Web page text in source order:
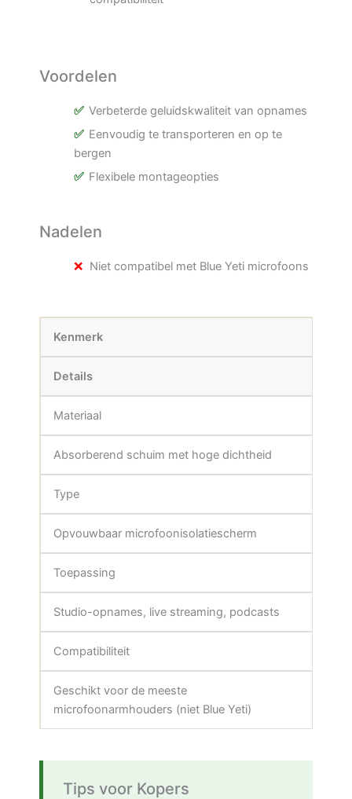
Voordelen
Verbeterde geluidskwaliteit van opnames
Eenvoudig te transporteren en op te
bergen
Flexibele montageopties
Nadelen
Niet compatibel met Blue Yeti microfoons
Kenmerk
Details
Materiaal
Absorberend schuim met hoge dichtheid
Type
Opvouwbaar microfoonisolatiescherm
Toepassing
Studio-opnames, live streaming, podcasts
Compatibiliteit
Geschikt voor de meeste
microfoonarmhouders (niet Blue Yeti)
Tips voor Kopers